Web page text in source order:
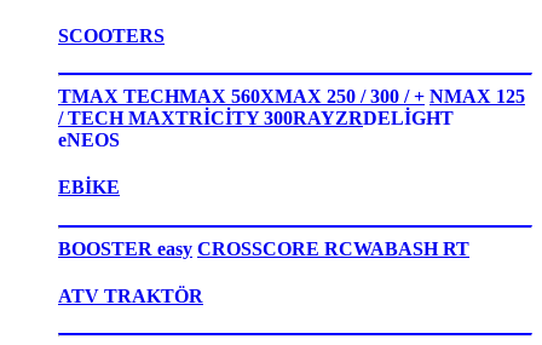
SCOOTERS
TMAX TECHMAX 560XMAX 250 / 300 / + NMAX 125
/ TECH MAXTRİCİTY 300RAYZRDELİGHT
eNEOS
EBİKE
BOOSTER easy CROSSCORE RCWABASH RT
ATV TRAKTÖR